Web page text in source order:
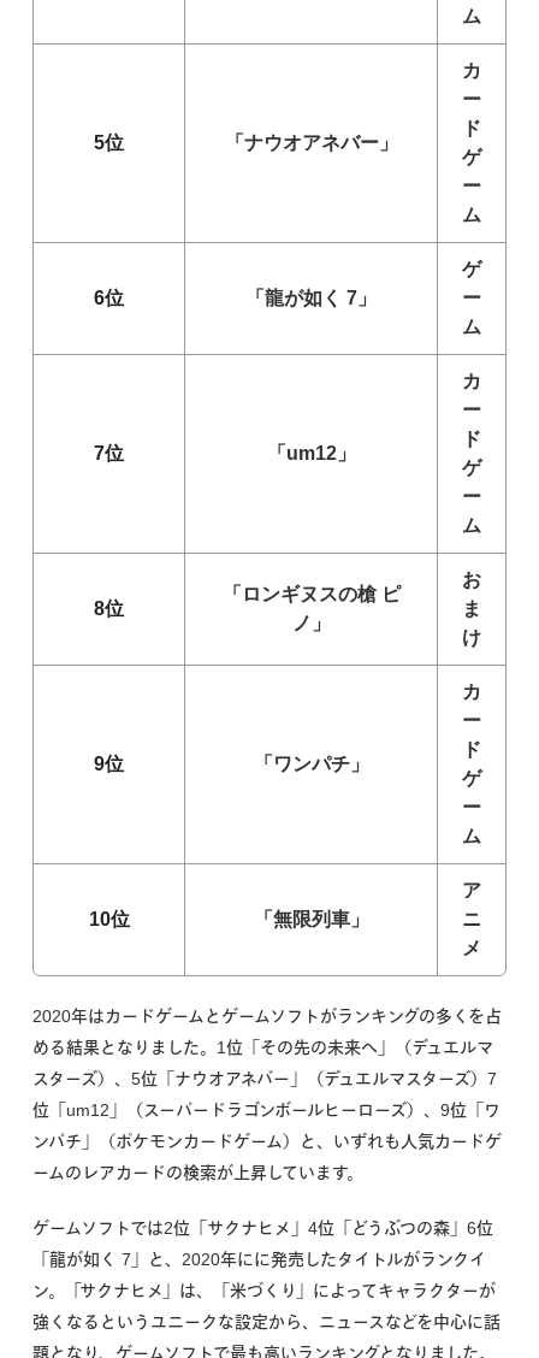
ム
5位 「ナウオアネバー」
カ
ー
ド
ゲ
ー
ム
6位 「龍が如く 7」
ゲ
ー
ム
7位 「um12」
カ
ー
ド
ゲ
ー
ム
8位
「ロンギヌスの槍 ピ
ノ」
お
ま
け
9位 「ワンパチ」
カ
ー
ド
ゲ
ー
ム
10位 「無限列車」
ア
ニ
メ
2020年はカードゲームとゲームソフトがランキングの多くを占
める結果となりました。1位「その先の未来へ」（デュエルマ
スターズ）、5位「ナウオアネバー」（デュエルマスターズ）7
位「um12」（スーパードラゴンボールヒーローズ）、9位「ワ
ンパチ」（ポケモンカードゲーム）と、いずれも人気カードゲ
ームのレアカードの検索が上昇しています。
ゲームソフトでは2位「サクナヒメ」4位「どうぶつの森」6位
「龍が如く 7」と、2020年にに発売したタイトルがランクイ
ン。「サクナヒメ」は、「米づくり」によってキャラクターが
強くなるというユニークな設定から、ニュースなどを中心に話
題となり、ゲームソフトで最も高いランキングとなりました。